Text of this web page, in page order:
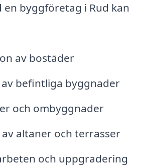
en byggföretag i Rud kan
av bostäder
befintliga byggnader
och ombyggnader
altaner och terrasser
och uppgradering